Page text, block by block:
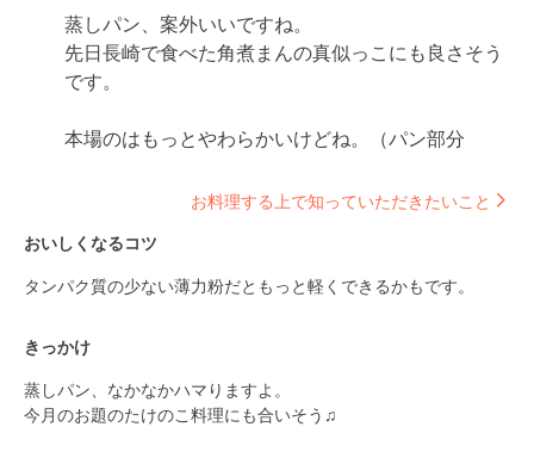
蒸しパン、案外いいですね。
先日長崎で食べた角煮まんの真似っこにも良さそう
です。
本場のはもっとやわらかいけどね。（パン部分
お料理する上で知っていただきたいこと
おいしくなるコツ
タンパク質の少ない薄力粉だともっと軽くできるかもです。
きっかけ
蒸しパン、なかなかハマりますよ。
今月のお題のたけのこ料理にも合いそう♫